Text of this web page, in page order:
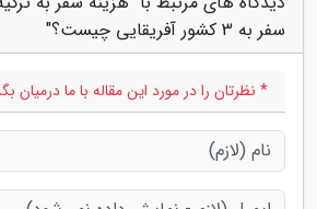
سفر به 3 کشور آفریقایی چیست؟"
* نظرتان را در مورد این مقاله با ما درمیان